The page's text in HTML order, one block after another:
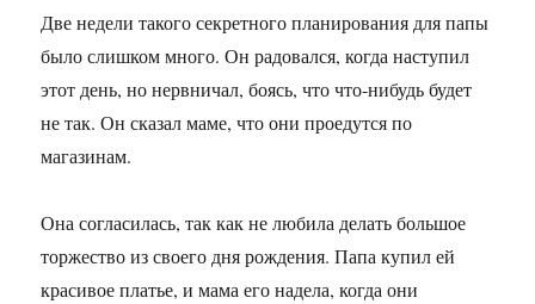
Две недели такого секретного планирования для папы
было слишком много. Он радовался, когда наступил
этот день, но нервничал, боясь, что что-нибудь будет
не так. Он сказал маме, что они проедутся по
магазинам.
Она согласилась, так как не любила делать большое
торжество из своего дня рождения. Папа купил ей
красивое платье, и мама его надела, когда они